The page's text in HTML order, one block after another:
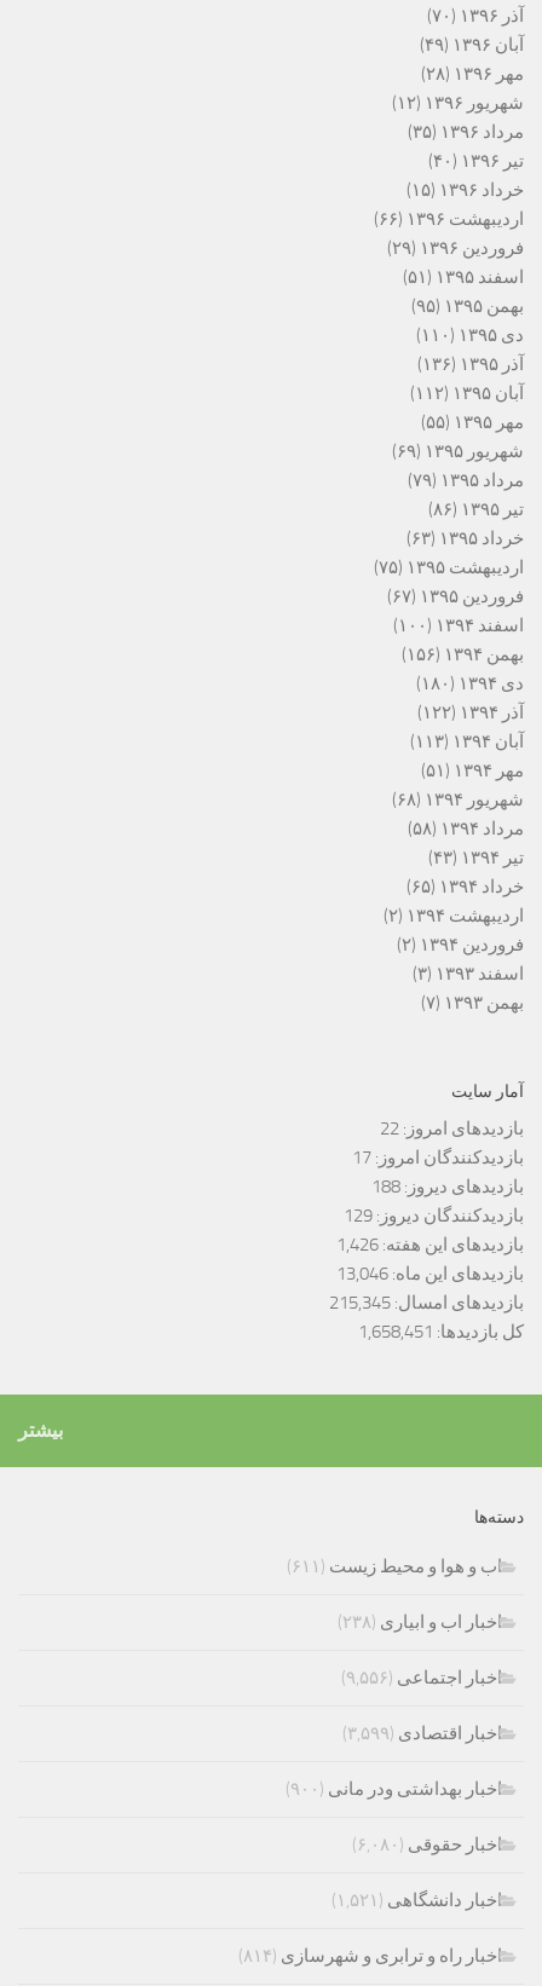
آذر ۱۳۹۶
(۷۰)
آبان ۱۳۹۶
(۴۹)
مهر ۱۳۹۶
(۲۸)
شهریور ۱۳۹۶
(۱۲)
مرداد ۱۳۹۶
(۳۵)
تیر ۱۳۹۶
(۴۰)
خرداد ۱۳۹۶
(۱۵)
اردیبهشت ۱۳۹۶
(۶۶)
فروردین ۱۳۹۶
(۲۹)
اسفند ۱۳۹۵
(۵۱)
بهمن ۱۳۹۵
(۹۵)
دی ۱۳۹۵
(۱۱۰)
آذر ۱۳۹۵
(۱۳۶)
آبان ۱۳۹۵
(۱۱۲)
مهر ۱۳۹۵
(۵۵)
شهریور ۱۳۹۵
(۶۹)
مرداد ۱۳۹۵
(۷۹)
تیر ۱۳۹۵
(۸۶)
خرداد ۱۳۹۵
(۶۳)
اردیبهشت ۱۳۹۵
(۷۵)
فروردین ۱۳۹۵
(۶۷)
اسفند ۱۳۹۴
(۱۰۰)
بهمن ۱۳۹۴
(۱۵۶)
دی ۱۳۹۴
(۱۸۰)
آذر ۱۳۹۴
(۱۲۲)
آبان ۱۳۹۴
(۱۱۳)
مهر ۱۳۹۴
(۵۱)
شهریور ۱۳۹۴
(۶۸)
مرداد ۱۳۹۴
(۵۸)
تیر ۱۳۹۴
(۴۳)
خرداد ۱۳۹۴
(۶۵)
اردیبهشت ۱۳۹۴
(۲)
فروردین ۱۳۹۴
(۲)
اسفند ۱۳۹۳
(۳)
بهمن ۱۳۹۳
(۷)
آمار سایت
بازدیدهای امروز: 22
بازدیدکنندگان امروز: 17
بازدیدهای دیروز: 188
بازدیدکنندگان دیروز: 129
بازدیدهای این هفته: 1,426
بازدیدهای این ماه: 13,046
بازدیدهای امسال: 215,345
کل بازدیدها: 1,658,451
بیشتر
دسته‌ها
اب و هوا و محیط زیست (۶۱۱)
اخبار اب و ابیاری (۲۳۸)
اخبار اجتماعی (۹,۵۵۶)
اخبار اقتصادی (۳,۵۹۹)
اخبار بهداشتی ودر مانی (۹۰۰)
اخبار حقوقی (۶,۰۸۰)
اخبار دانشگاهی (۱,۵۲۱)
اخبار راه و ترابری و شهرسازی (۸۱۴)